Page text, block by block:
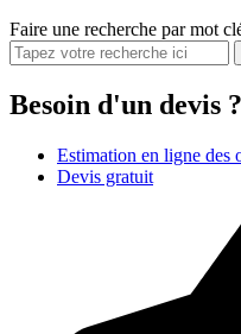
Faire une recherche par mot
Besoin d'un devis ?
Estimation en ligne des
Devis gratuit